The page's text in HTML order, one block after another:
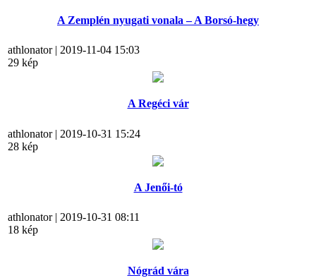
A Zemplén nyugati vonala – A Borsó-hegy
athlonator | 2019-11-04 15:03
29 kép
A Regéci vár
athlonator | 2019-10-31 15:24
28 kép
A Jenői-tó
athlonator | 2019-10-31 08:11
18 kép
Nógrád vára